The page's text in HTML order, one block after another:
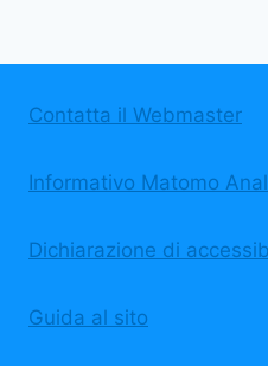
Contatta il Webmaster
Informativo Matomo
Dichiarazione di
Guida al sito